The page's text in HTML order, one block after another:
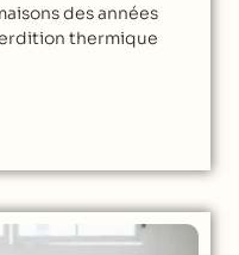
des années
thermique